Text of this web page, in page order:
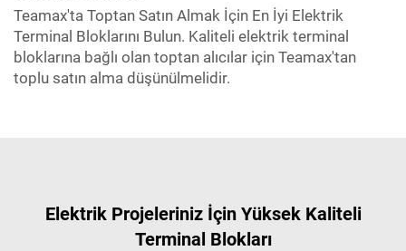
Teamax'ta Toptan Satın Almak İçin En İyi Elektrik
Terminal Bloklarını Bulun. Kaliteli elektrik terminal
bloklarına bağlı olan toptan alıcılar için Teamax'tan
toplu satın alma düşünülmelidir.
Elektrik Projeleriniz İçin Yüksek Kaliteli
Terminal Blokları